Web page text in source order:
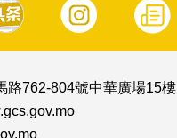
路762-804號中華廣場15樓